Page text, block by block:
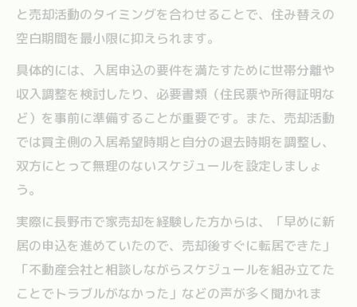
と売却活動のタイミングを合わせることで、住み替えの
空白期間を最小限に抑えられます。
具体的には、入居申込の要件を満たすために世帯分離や
収入調整を検討したり、必要書類（住民票や所得証明な
ど）を事前に準備することが重要です。また、売却活動
では買主側の入居希望時期と自分の退去時期を調整し、
双方にとって無理のないスケジュールを設定しましょ
う。
実際に長野市で家売却を経験した方からは、「早めに新
居の申込を進めていたので、売却後すぐに転居できた」
「不動産会社と相談しながらスケジュールを組み立てた
ことでトラブルがなかった」などの声が多く聞かれま